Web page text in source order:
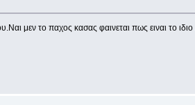
μεν το παχος κασας φαινεται πως ειναι το